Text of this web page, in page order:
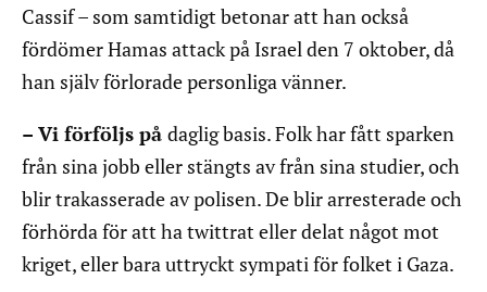
Cassif – som samtidigt betonar att han också
fördömer Hamas attack på Israel den 7 oktober, då
han själv förlorade personliga vänner.
– Vi förföljs på daglig basis. Folk har fått sparken
från sina jobb eller stängts av från sina studier, och
blir trakasserade av polisen. De blir arresterade och
förhörda för att ha twittrat eller delat något mot
kriget, eller bara uttryckt sympati för folket i Gaza.